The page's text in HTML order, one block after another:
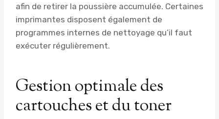
afin de retirer la poussière accumulée. Certaines
imprimantes disposent également de
programmes internes de nettoyage qu’il faut
exécuter régulièrement.
Gestion optimale des
cartouches et du toner